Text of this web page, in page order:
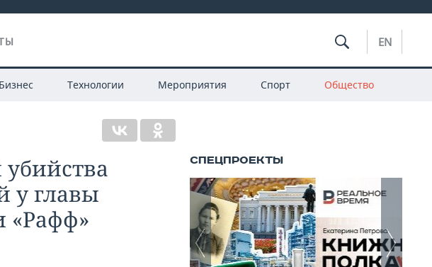
EN
Бизнес Технологии Мероприятия Спорт Общество
у главы
«Рафф»